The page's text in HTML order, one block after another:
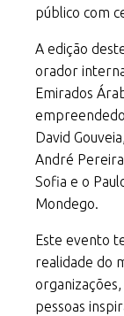
público com
A edição
orador
Emirados
David
André
Sofia e o
Mondego.
Este evento
realidade do
pessoas